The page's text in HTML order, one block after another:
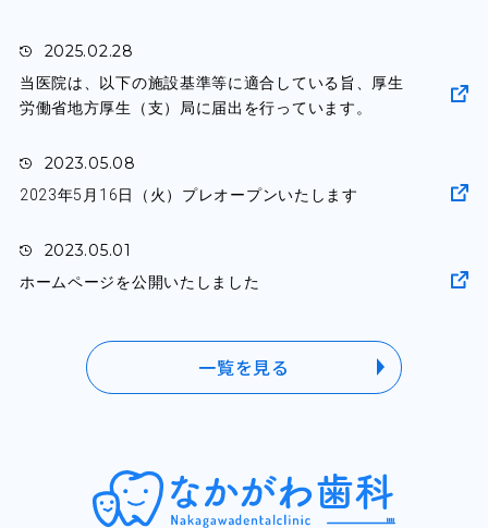
2025.02.28
当医院は、以下の施設基準等に適合している旨、厚生
労働省地方厚生（支）局に届出を行っています。
2023.05.08
2023年5月16日（火）プレオープンいたします
2023.05.01
ホームページを公開いたしました
一覧を見る